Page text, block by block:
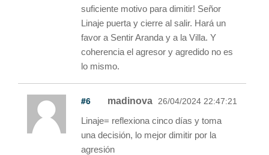
suficiente motivo para dimitir! Señor
Linaje puerta y cierre al salir. Hará un
favor a Sentir Aranda y a la Villa. Y
coherencia el agresor y agredido no es
lo mismo.
#6 madinova 26/04/2024 22:47:21
Linaje= reflexiona cinco días y toma
una decisión, lo mejor dimitir por la
agresión